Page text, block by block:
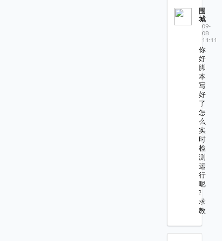
围
城
09-
08
11:11
你
好
脚
本
写
好
了
怎
么
实
时
检
测
运
行
呢
?
求
教